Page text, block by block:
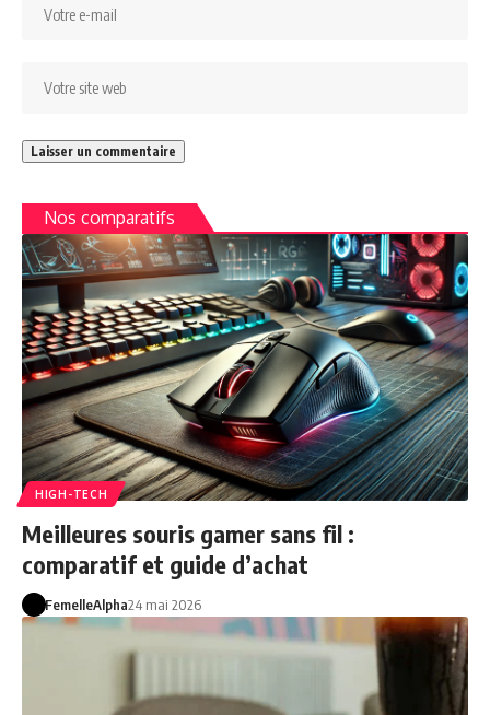
Nos comparatifs
HIGH-TECH
Meilleures souris gamer sans fil :
comparatif et guide d’achat
FemelleAlpha24 mai 2026